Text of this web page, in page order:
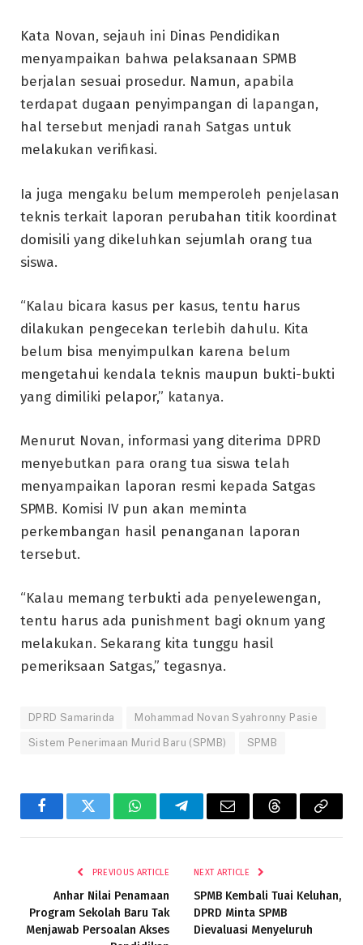
Kata Novan, sejauh ini Dinas Pendidikan
menyampaikan bahwa pelaksanaan SPMB
berjalan sesuai prosedur. Namun, apabila
terdapat dugaan penyimpangan di lapangan,
hal tersebut menjadi ranah Satgas untuk
melakukan verifikasi.
Ia juga mengaku belum memperoleh penjelasan
teknis terkait laporan perubahan titik koordinat
domisili yang dikeluhkan sejumlah orang tua
siswa.
“Kalau bicara kasus per kasus, tentu harus
dilakukan pengecekan terlebih dahulu. Kita
belum bisa menyimpulkan karena belum
mengetahui kendala teknis maupun bukti-bukti
yang dimiliki pelapor,” katanya.
Menurut Novan, informasi yang diterima DPRD
menyebutkan para orang tua siswa telah
menyampaikan laporan resmi kepada Satgas
SPMB. Komisi IV pun akan meminta
perkembangan hasil penanganan laporan
tersebut.
“Kalau memang terbukti ada penyelewengan,
tentu harus ada punishment bagi oknum yang
melakukan. Sekarang kita tunggu hasil
pemeriksaan Satgas,” tegasnya.
DPRD Samarinda Mohammad Novan Syahronny Pasie
Sistem Penerimaan Murid Baru (SPMB) SPMB
FacebookTwitter WhatsAppTelegramEmail ThreadsCopy
PREVIOUS ARTICLE
Anhar Nilai Penamaan
Program Sekolah Baru Tak
Menjawab Persoalan Akses
NEXT ARTICLE
SPMB Kembali Tuai Keluhan,
DPRD Minta SPMB
Dievaluasi Menyeluruh